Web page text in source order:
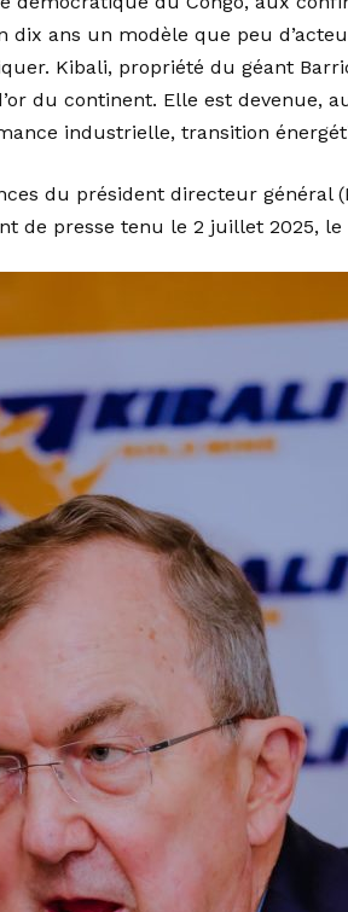
dix ans un modèle que peu
Kibali, propriété du géant
du continent. Elle est devenue,
industrielle, transition
du président directeur général
de presse tenu le 2 juillet 2025,